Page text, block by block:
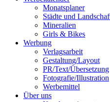
Monatsplaner
Städte und
Mineralien
Girls & Bikes
Werbung
Verlagsarbeit
Gestaltung/Layout
PR/Text/Übersetzung
Fotografie/Illustration
Werbemittel
Über uns